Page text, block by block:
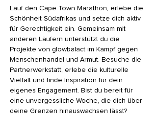
Lauf den Cape Town Marathon, erlebe die
Schönheit Südafrikas und setze dich aktiv
für Gerechtigkeit ein. Gemeinsam mit
anderen Läufern unterstützt du die
Projekte von glowbalact im Kampf gegen
Menschenhandel und Armut. Besuche die
Partnerwerkstatt, erlebe die kulturelle
Vielfalt und finde Inspiration für dein
eigenes Engagement. Bist du bereit für
eine unvergessliche Woche, die dich über
deine Grenzen hinauswachsen lässt?